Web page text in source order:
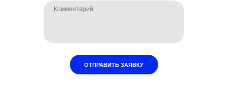
ОТПРАВИТЬ ЗАЯВКУ